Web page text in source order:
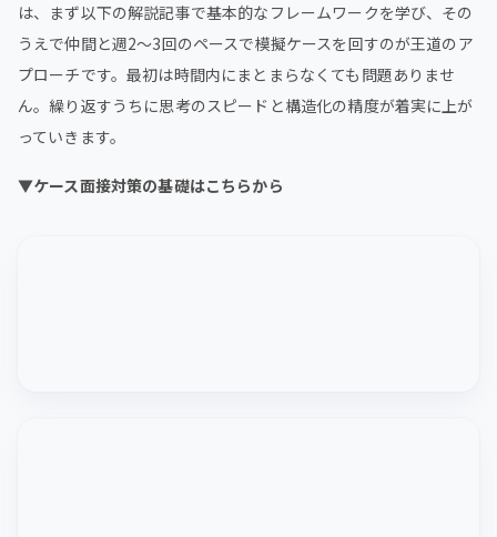
は、まず以下の解説記事で基本的なフレームワークを学び、その
うえで仲間と週2〜3回のペースで模擬ケースを回すのが王道のア
プローチです。最初は時間内にまとまらなくても問題ありませ
ん。繰り返すうちに思考のスピードと構造化の精度が着実に上が
っていきます。
▼ケース面接対策の基礎はこちらから